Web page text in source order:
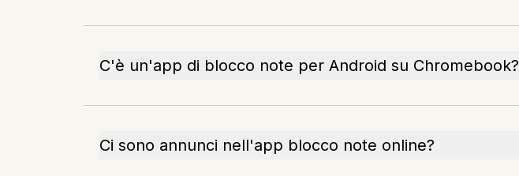
C'è un'app di blocco note per Android su Chromebook?
Ci sono annunci nell'app blocco note online?